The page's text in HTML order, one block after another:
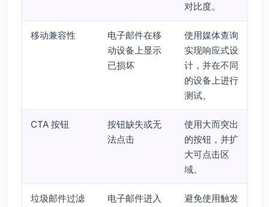
对比度。
移动兼容性
电子邮件在移
动设备上显示
已损坏
使用媒体查询
实现响应式设
计，并在不同
的设备上进行
测试。
CTA 按钮
按钮缺失或无
法点击
使用大而突出
的按钮，并扩
大可点击区
域。
垃圾邮件过滤
电子邮件进入
避免使用触发